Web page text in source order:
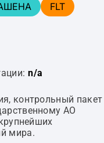
FLT
n/a
контрольный пакет
АО
мира.